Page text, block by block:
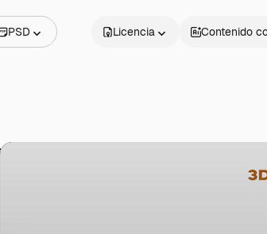
PSD Licencia Contenido